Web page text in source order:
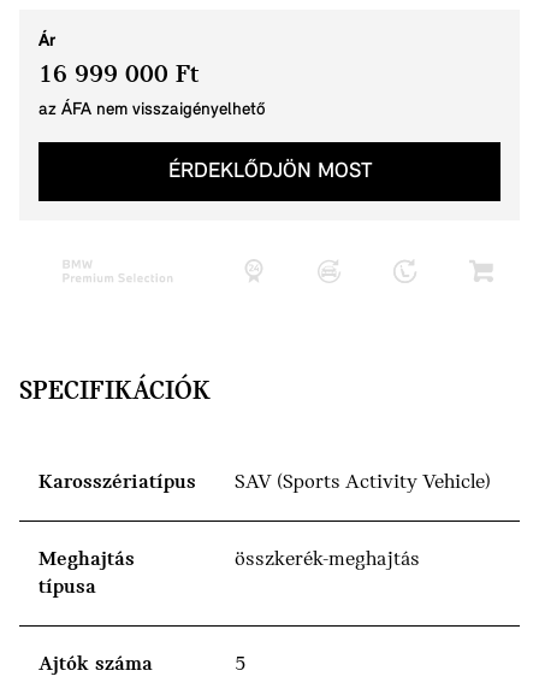
Ár
16 999 000 Ft
az ÁFA nem visszaigényelhető
ÉRDEKLŐDJÖN MOST
SPECIFIKÁCIÓK
Karosszériatípus SAV (Sports Activity Vehicle)
Meghajtás
típusa
összkerék-meghajtás
Ajtók száma 5